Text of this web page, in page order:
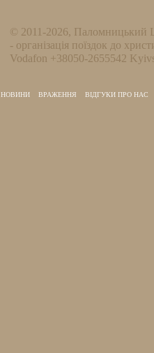
© 2011-2026, Паломницький
- організація поїздок до
Vodafon +38050-2655542
НОВИНИ ВРАЖЕННЯ ВІДГУКИ ПРО НАС